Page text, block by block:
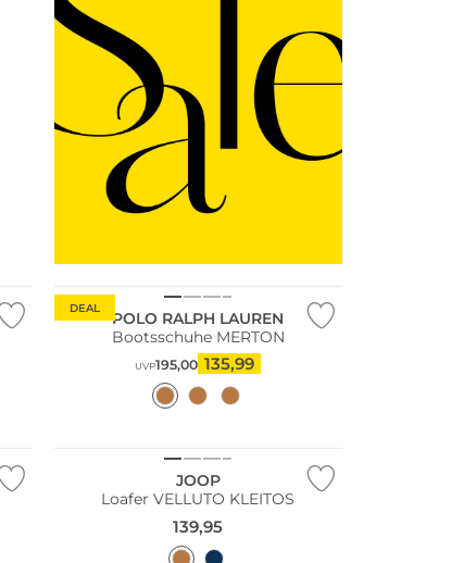
DEAL
POLO RALPH LAUREN
Bootsschuhe MERTON
UVP195,00 135,99
JOOP
Loafer VELLUTO KLEITOS
139,95